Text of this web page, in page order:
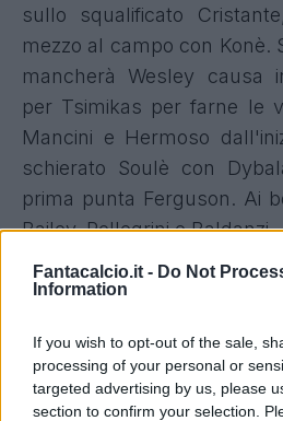
Fantacalcio.it - Do Not
Information
If you wish to opt-out of the sale,
processing of your personal or
targeted advertising by us, please
section to confirm your selection.
sullo squalificato
mezzo al campo con Konè.
mancherà Wesley causa
per Tsimikas per farne le
Mancini e Hermoso
schierato Soulè con
prima punta Ferguson. Ai
Bailey, Pellegrini e Baldanzi.
Nei neroverdi mister
Thorstvedt, occasione per
Avanti scalpita Fadera
tridente con Laurientè e